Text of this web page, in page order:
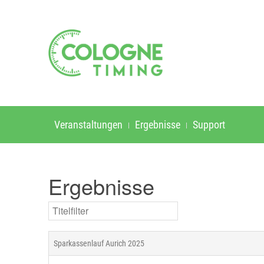
Veranstaltungen Ergebnisse Support
Ergebnisse
Titelfilter
Sparkassenlauf Aurich 2025